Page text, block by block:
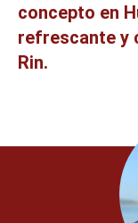
concepto en
refrescante y
Rin.